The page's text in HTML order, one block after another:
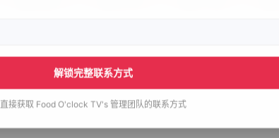
解锁完整联系方式
直接获取 Food O'clock TV's 管理团队的联系方式